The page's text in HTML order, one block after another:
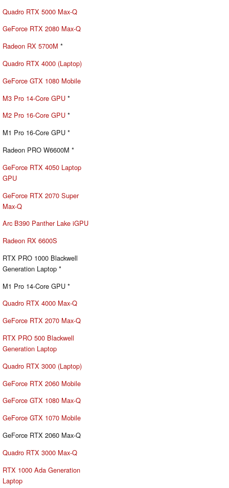
Quadro RTX 5000 Max-Q
GeForce RTX 2080 Max-Q
Radeon RX 5700M *
Quadro RTX 4000 (Laptop)
GeForce GTX 1080 Mobile
M3 Pro 14-Core GPU *
M2 Pro 16-Core GPU *
M1 Pro 16-Core GPU *
Radeon PRO W6600M *
GeForce RTX 4050 Laptop
GPU
GeForce RTX 2070 Super
Max-Q
Arc B390 Panther Lake iGPU
Radeon RX 6600S
RTX PRO 1000 Blackwell
Generation Laptop *
M1 Pro 14-Core GPU *
Quadro RTX 4000 Max-Q
GeForce RTX 2070 Max-Q
RTX PRO 500 Blackwell
Generation Laptop
Quadro RTX 3000 (Laptop)
GeForce RTX 2060 Mobile
GeForce GTX 1080 Max-Q
GeForce GTX 1070 Mobile
GeForce RTX 2060 Max-Q
Quadro RTX 3000 Max-Q
RTX 1000 Ada Generation
Laptop